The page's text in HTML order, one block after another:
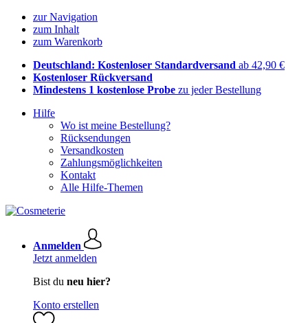
zur Navigation
zum Inhalt
zum Warenkorb
Deutschland: Kostenloser Standardversand ab 42,90 €
Kostenloser Rückversand
Mindestens 1 kostenlose Probe zu jeder Bestellung
Hilfe
Wo ist meine Bestellung?
Rücksendungen
Versandkosten
Zahlungsmöglichkeiten
Kontakt
Alle Hilfe-Themen
Anmelden
Jetzt anmelden
Bist du neu hier?
Konto erstellen